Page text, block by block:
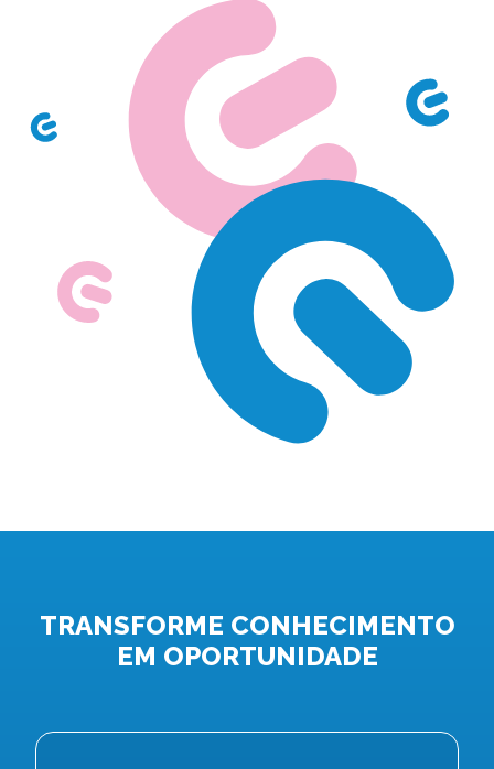
TRANSFORME CONHECIMENTO
EM OPORTUNIDADE